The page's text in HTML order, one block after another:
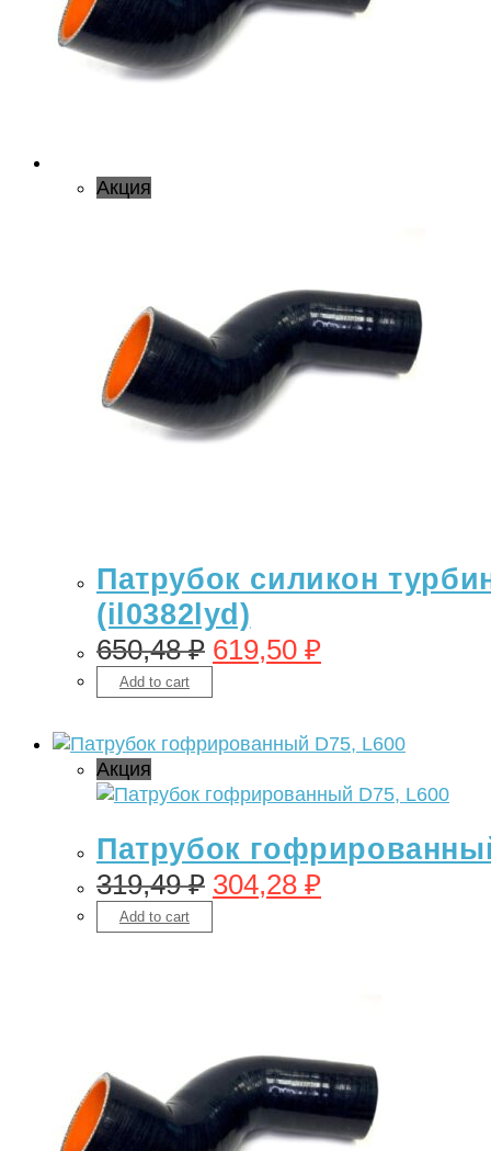
Акция
Патрубок силикон
(il0382lyd)
650,48₽ 619,50 ₽
Add to cart
Акция
Патрубок
319,49₽ 304,28 ₽
Add to cart